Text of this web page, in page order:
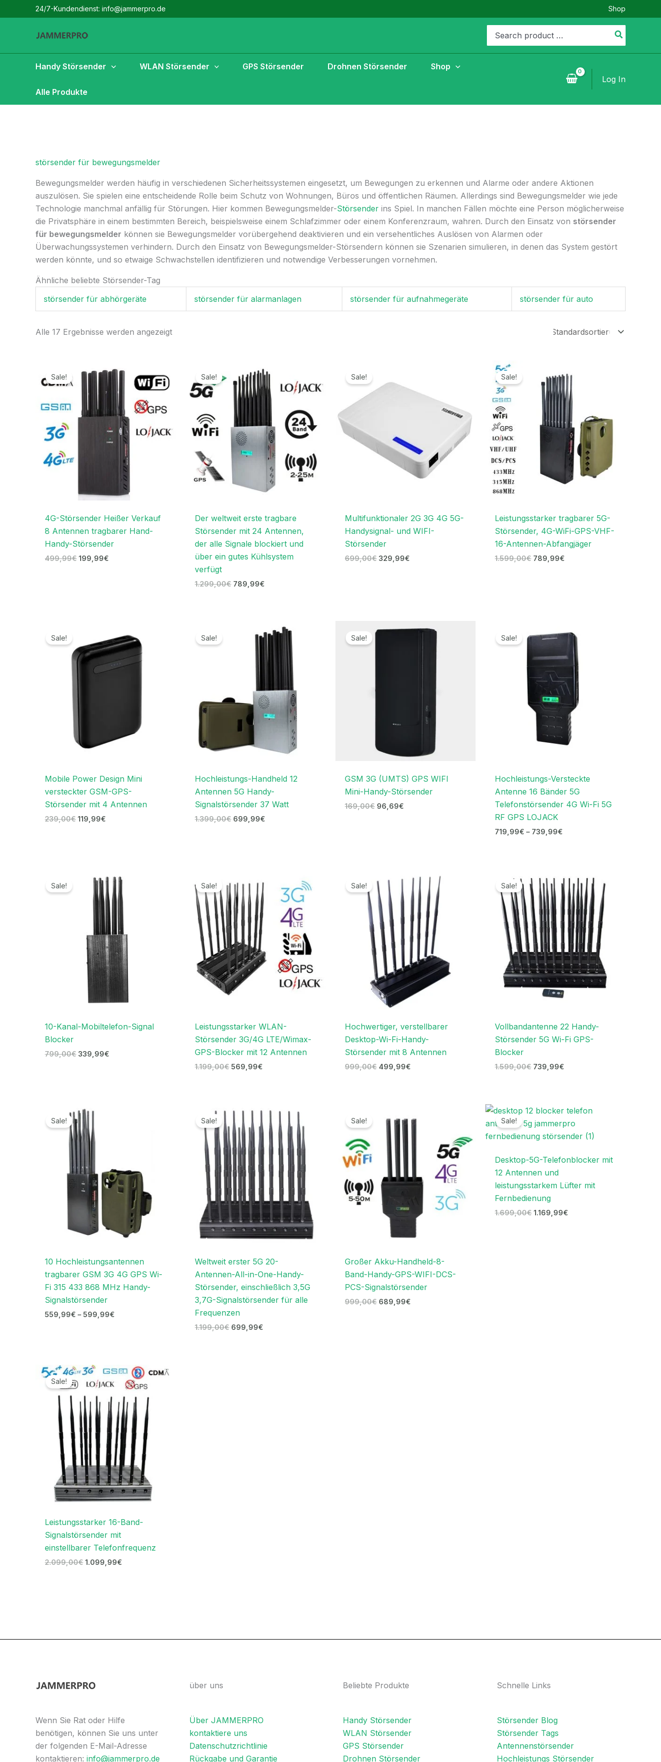
Inhalt
24/7-Kundendienst: info@jammerpro.de Shop
for:
Handy Störsender WLAN Störsender GPS Störsender Drohnen Störsender Shop
Alle Produkte
Log In
störsender für bewegungsmelder
Bewegungsmelder werden häufig in verschiedenen Sicherheitssystemen eingesetzt, um Bewegungen zu erkennen und Alarme oder andere Aktionen
auszulösen. Sie spielen eine entscheidende Rolle beim Schutz von Wohnungen, Büros und öffentlichen Räumen. Allerdings sind Bewegungsmelder wie jede
Technologie manchmal anfällig für Störungen. Hier kommen Bewegungsmelder-Störsender ins Spiel. In manchen Fällen möchte eine Person möglicherweise
die Privatsphäre in einem bestimmten Bereich, beispielsweise einem Schlafzimmer oder einem Konferenzraum, wahren. Durch den Einsatz von störsender
für bewegungsmelder können sie Bewegungsmelder vorübergehend deaktivieren und ein versehentliches Auslösen von Alarmen oder
Überwachungssystemen verhindern. Durch den Einsatz von Bewegungsmelder-Störsendern können sie Szenarien simulieren, in denen das System gestört
werden könnte, und so etwaige Schwachstellen identifizieren und notwendige Verbesserungen vornehmen.
Ähnliche beliebte Störsender-Tag
störsender für abhörgeräte
störsender für alarmanlagen störsender für aufnahmegeräte störsender für auto
Alle 17 Ergebnisse werden angezeigt
Sale!
4G-Störsender Heißer Verkauf
8 Antennen tragbarer Hand-
Handy-Störsender
499,99€
Preis
war:
499,99€
199,99€
Preis
ist:
199,99€.
Sale!
Der weltweit erste tragbare
Störsender mit 24 Antennen,
der alle Signale blockiert und
über ein gutes Kühlsystem
verfügt
1.299,00€
Preis
war:
1.299,00€
789,99€
Preis
789,99€.
Sale!
Multifunktionaler 2G 3G 4G 5G-
Handysignal- und WIFI-
Störsender
699,00€
war:
699,00€
329,99€
329,99€.
Sale!
Leistungsstarker tragbarer 5G-
Störsender, 4G-WiFi-GPS-VHF-
16-Antennen-Abfangjäger
1.599,00€
war:
1.599,00€
789,99€
Preis
ist:
789,99€.
Sale!
Mobile Power Design Mini
versteckter GSM-GPS-
Störsender mit 4 Antennen
239,00€
war:
239,00€
119,99€
ist:
119,99€.
Sale!
Hochleistungs-Handheld 12
Antennen 5G Handy-
Signalstörsender 37 Watt
1.399,00€
Ursprünglicher
1.399,00€
699,99€
Aktueller
Preis
ist:
699,99€.
Sale!
GSM 3G (UMTS) GPS WIFI
Mini-Handy-Störsender
169,00€
Preis
96,69€
Sale!
Hochleistungs-Versteckte
Antenne 16 Bänder 5G
Telefonstörsender 4G Wi-Fi 5G
RF GPS LOJACK
719,99€ – 739,99€
719,99€
739,99€
Sale!
10-Kanal-Mobiltelefon-Signal
Blocker
799,00€
Preis
799,00€
339,99€
Preis
ist:
339,99€.
Sale!
Leistungsstarker WLAN-
Störsender 3G/4G LTE/Wimax-
GPS-Blocker mit 12 Antennen
1.199,00€
Preis
war:
1.199,00€
569,99€
Preis
ist:
569,99€.
Sale!
Hochwertiger, verstellbarer
Desktop-Wi-Fi-Handy-
Störsender mit 8 Antennen
999,00€
Preis
war:
999,00€
499,99€
Preis
ist:
499,99€.
Sale!
Vollbandantenne 22 Handy-
Störsender 5G Wi-Fi GPS-
Blocker
1.599,00€
Preis
war:
1.599,00€
739,99€
Preis
ist:
739,99€.
Sale!
10 Hochleistungsantennen
tragbarer GSM 3G 4G GPS Wi-
Fi 315 433 868 MHz Handy-
Signalstörsender
559,99€ –599,99€
Sale!
Weltweit erster 5G 20-
Antennen-All-in-One-Handy-
Störsender, einschließlich 3,5G
3,7G-Signalstörsender für alle
Frequenzen
1.199,00€
Preis
war:
1.199,00€
699,99€
Preis
ist:
699,99€.
Sale!
Großer Akku-Handheld-8-
Band-Handy-GPS-WIFI-DCS-
PCS-Signalstörsender
999,00€
Preis
war:
999,00€
689,99€
Preis
ist:
Sale!
Desktop-5G-Telefonblocker mit
12 Antennen und
leistungsstarkem Lüfter mit
Fernbedienung
1.699,00€
Ursprünglicher
war:
1.699,00€
1.169,99€
Aktueller
ist:
1.169,99€.
Sale!
Leistungsstarker 16-Band-
Signalstörsender mit
einstellbarer Telefonfrequenz
2.099,00€
Ursprünglicher
Preis
war:
2.099,00€
1.099,99€
Aktueller
Preis
ist:
1.099,99€.
Wenn Sie Rat oder Hilfe
benötigen, können Sie uns unter
der folgenden E-Mail-Adresse
kontaktieren: info@jammerpro.de
über uns
Über JAMMERPRO
kontaktiere uns
Datenschutzrichtlinie
Rückgabe und Garantie
Beliebte Produkte
Handy Störsender
WLAN Störsender
GPS Störsender
Drohnen Störsender
Schnelle Links
Störsender Blog
Störsender Tags
Antennenstörsender
Hochleistungs Störsender